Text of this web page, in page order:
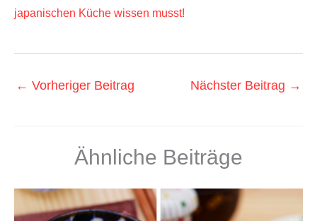
japanischen Küche wissen musst!
← Vorheriger Beitrag Nächster Beitrag →
Ähnliche Beiträge